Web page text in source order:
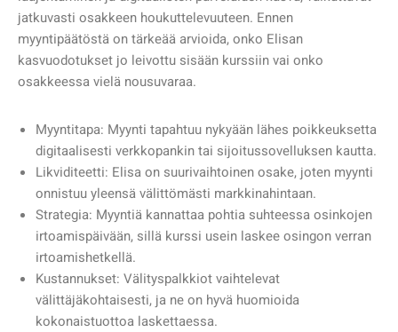
jatkuvasti osakkeen houkuttelevuuteen. Ennen
myyntipäätöstä on tärkeää arvioida, onko Elisan
kasvuodotukset jo leivottu sisään kurssiin vai onko
osakkeessa vielä nousuvaraa.
Myyntitapa: Myynti tapahtuu nykyään lähes poikkeuksetta
digitaalisesti verkkopankin tai sijoitussovelluksen kautta.
Likviditeetti: Elisa on suurivaihtoinen osake, joten myynti
onnistuu yleensä välittömästi markkinahintaan.
Strategia: Myyntiä kannattaa pohtia suhteessa osinkojen
irtoamispäivään, sillä kurssi usein laskee osingon verran
irtoamishetkellä.
Kustannukset: Välityspalkkiot vaihtelevat
välittäjäkohtaisesti, ja ne on hyvä huomioida
kokonaistuottoa laskettaessa.